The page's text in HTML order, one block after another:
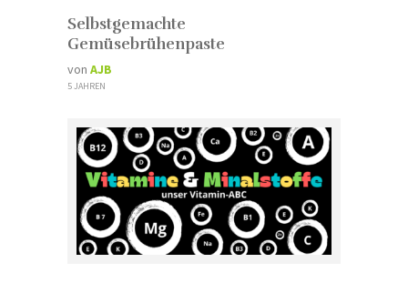
Selbstgemachte
Gemüsebrühenpaste
von AJB
5 JAHREN